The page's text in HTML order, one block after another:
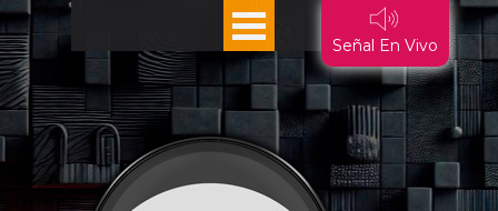
Vaya al Contenido
Señal En Vivo
Saltar menú